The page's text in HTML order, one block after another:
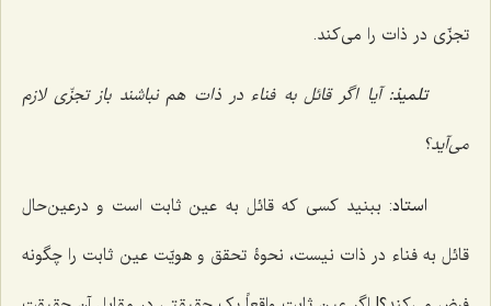
تجزّی در ذات را می‌کند.
تلمیذ:آیا اگر قائل به فناء در ذات هم نباشند باز تجزّی لازم
می‌آید؟
استاد: ببنید کسی که قائل به عین ثابت است و درعین‌حال
قائل به فناء در ذات نیست، نحوۀ تحقق و هویّت عین ثابت را چگونه